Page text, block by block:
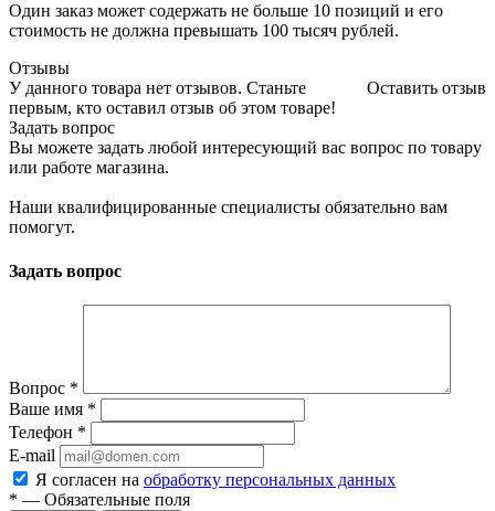
Один заказ может содержать не больше 10 позиций и его
стоимость не должна превышать 100 тысяч рублей.
Отзывы
Оставить отзыв
У данного товара нет отзывов. Станьте
первым, кто оставил отзыв об этом товаре!
Задать вопрос
Вы можете задать любой интересующий вас вопрос по товару
или работе магазина.
Наши квалифицированные специалисты обязательно вам
помогут.
Задать вопрос
Вопрос *
Ваше имя *
Телефон *
E-mail
Я согласен на обработку персональных данных
* — Обязательные поля